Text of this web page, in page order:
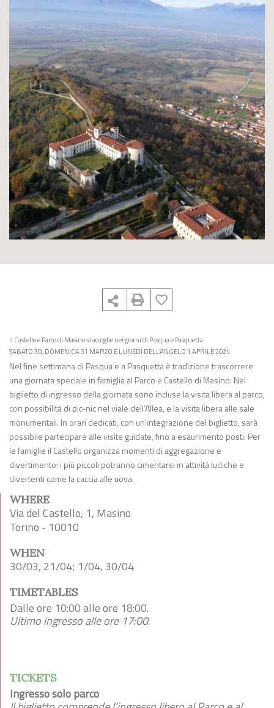
Il Castello e Parco di Masino vi accoglie nei giorni di Pasqua e Pasquetta.
SABATO 30, DOMENICA 31 MARZO E LUNEDÌ DELL’ANGELO 1 APRILE 2024
Nel fine settimana di Pasqua e a Pasquetta è tradizione trascorrere
una giornata speciale in famiglia al Parco e Castello di Masino. Nel
biglietto di ingresso della giornata sono incluse la visita libera al parco,
con possibilità di pic-nic nel viale dell’Allea, e la visita libera alle sale
monumentali. In orari dedicati, con un’integrazione del biglietto, sarà
possibile partecipare alle visite guidate, fino a esaurimento posti. Per
le famiglie il Castello organizza momenti di aggregazione e
divertimento: i più piccoli potranno cimentarsi in attività ludiche e
divertenti come la caccia alle uova.
WHERE
Via del Castello, 1, Masino
Torino - 10010
WHEN
30/03, 21/04; 1/04, 30/04
TIMETABLES
Dalle ore 10:00 alle ore 18:00.
Ultimo ingresso alle ore 17:00.
TICKETS
Ingresso solo parco